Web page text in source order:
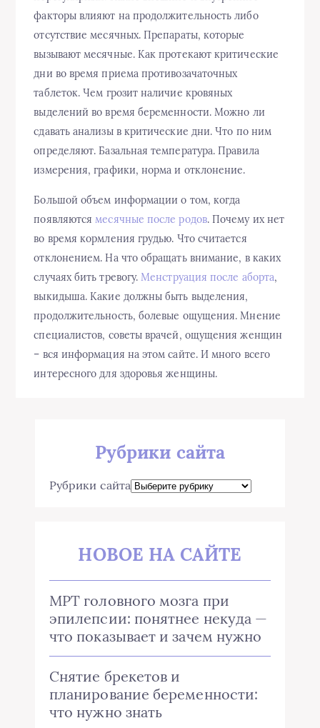
факторы влияют на продолжительность либо
отсутствие месячных. Препараты, которые
вызывают месячные. Как протекают критические
дни во время приема противозачаточных
таблеток. Чем грозит наличие кровяных
выделений во время беременности. Можно ли
сдавать анализы в критические дни. Что по ним
определяют. Базальная температура. Правила
измерения, графики, норма и отклонение.
Большой объем информации о том, когда
появляются месячные после родов. Почему их нет
во время кормления грудью. Что считается
отклонением. На что обращать внимание, в каких
случаях бить тревогу. Менструация после аборта,
выкидыша. Какие должны быть выделения,
продолжительность, болевые ощущения. Мнение
специалистов, советы врачей, ощущения женщин
– вся информация на этом сайте. И много всего
интересного для здоровья женщины.
Рубрики сайта
Рубрики сайта
НОВОЕ НА САЙТЕ
МРТ головного мозга при
эпилепсии: понятнее некуда —
что показывает и зачем нужно
Снятие брекетов и
планирование беременности:
что нужно знать